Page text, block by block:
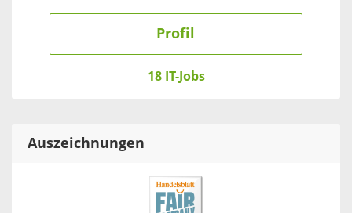
Profil
18 IT-Jobs
Auszeichnungen